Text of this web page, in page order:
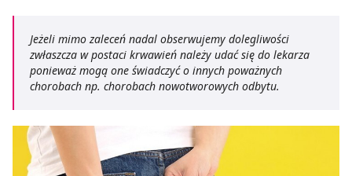
Jeżeli mimo zaleceń nadal obserwujemy dolegliwości
zwłaszcza w postaci krwawień należy udać się do lekarza
ponieważ mogą one świadczyć o innych poważnych
chorobach np. chorobach nowotworowych odbytu.